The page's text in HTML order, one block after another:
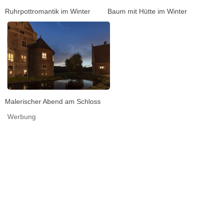
Ruhrpottromantik im Winter Baum mit Hütte im Winter
Malerischer Abend am Schloss
Werbung